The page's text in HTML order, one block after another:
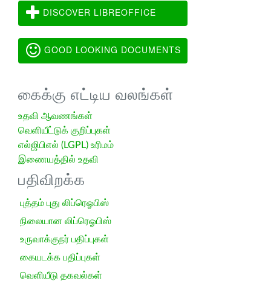
DISCOVER LIBREOFFICE
GOOD LOOKING DOCUMENTS
கைக்கு எட்டிய வலங்கள்
உதவி ஆவணங்கள்
வெளியீட்டுக் குறிப்புகள்
எல்ஜிபிஎல் (LGPL) உரிமம்
இணையத்தில் உதவி
பதிவிறக்க
புத்தம் புது லிப்ரெஓபிஸ்
நிலையான லிப்ரெஓபிஸ்
உருவாக்குநர் பதிப்புகள்
கையடக்க பதிப்புகள்
வெளியீடு தகவல்கள்